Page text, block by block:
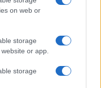
on web or
storage
or app.
storage